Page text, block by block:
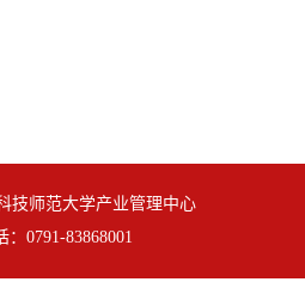
技师范大学产业管理中心
：0791-83868001